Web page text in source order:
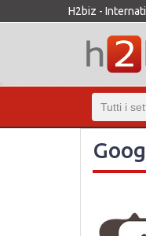
H2biz -